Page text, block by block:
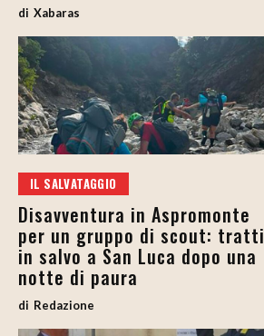
Xabaras
IL SALVATAGGIO
Disavventura in Aspromonte
per un gruppo di scout: tratti
in salvo a San Luca dopo una
notte di paura
Redazione